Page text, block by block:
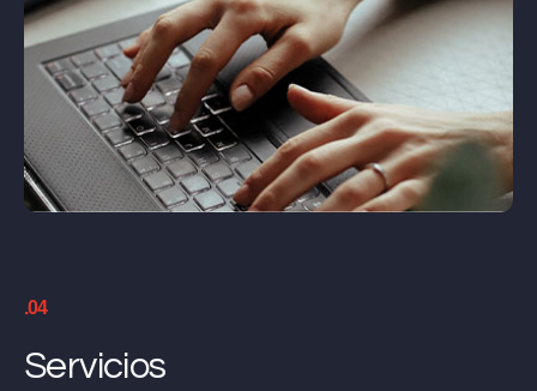
.04
Servicios